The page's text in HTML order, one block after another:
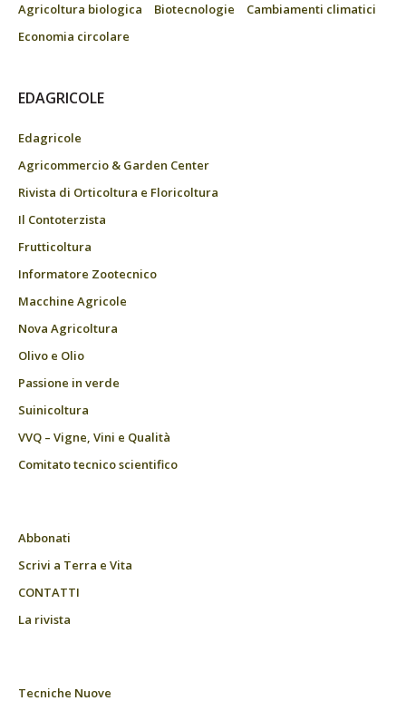
Agricoltura biologica
Biotecnologie
Cambiamenti climatici
Economia circolare
EDAGRICOLE
Edagricole
Agricommercio & Garden Center
Rivista di Orticoltura e Floricoltura
Il Contoterzista
Frutticoltura
Informatore Zootecnico
Macchine Agricole
Nova Agricoltura
Olivo e Olio
Passione in verde
Suinicoltura
VVQ – Vigne, Vini e Qualità
Comitato tecnico scientifico
Abbonati
Scrivi a Terra e Vita
CONTATTI
La rivista
Tecniche Nuove